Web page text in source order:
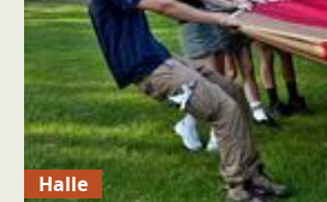
Halle